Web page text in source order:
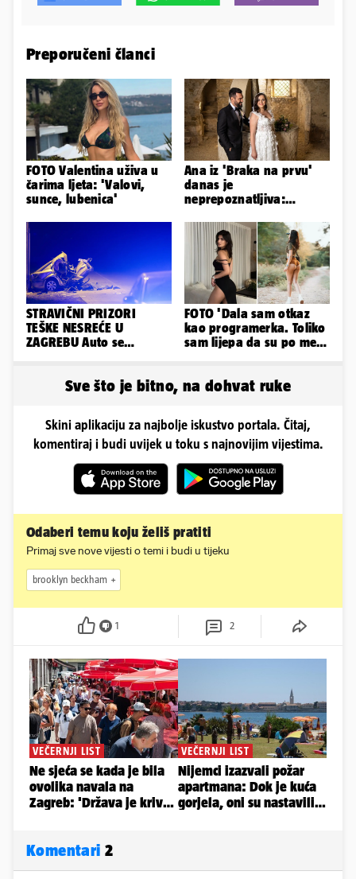
Preporučeni članci
FOTO Valentina uživa u
čarima ljeta: 'Valovi,
sunce, lubenica'
Ana iz 'Braka na prvu'
danas je
neprepoznatljiva:
ovako sad izgleda
STRAVIČNI PRIZORI
TEŠKE NESREĆE U
ZAGREBU Auto se
FOTO 'Dala sam otkaz
kao programerka. Toliko
sam lijepa da su po meni
Sve što je bitno, na dohvat ruke
Skini aplikaciju za najbolje iskustvo portala. Čitaj,
komentiraj i budi uvijek u toku s najnovijim vijestima.
Odaberi temu koju želiš pratiti
Primaj sve nove vijesti o temi i budi u tijeku
brooklyn beckham
1 2
Komentari 2